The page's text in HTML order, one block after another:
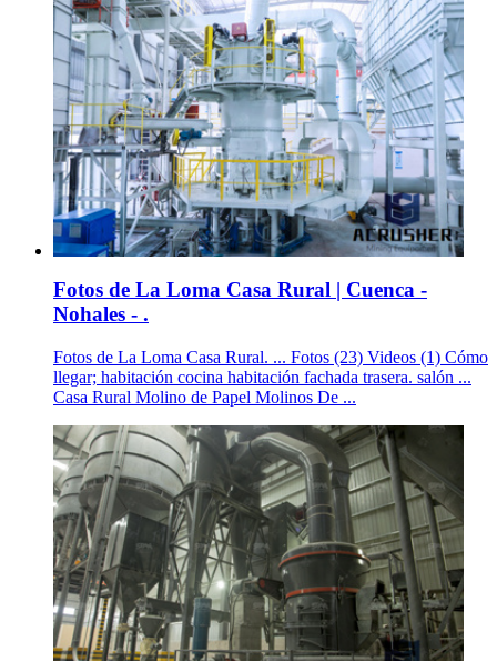
Fotos de La Loma Casa Rural | Cuenca -
Nohales - .
Fotos de La Loma Casa Rural. ... Fotos (23) Videos (1) Cómo
llegar; habitación cocina habitación fachada trasera. salón ...
Casa Rural Molino de Papel Molinos De ...